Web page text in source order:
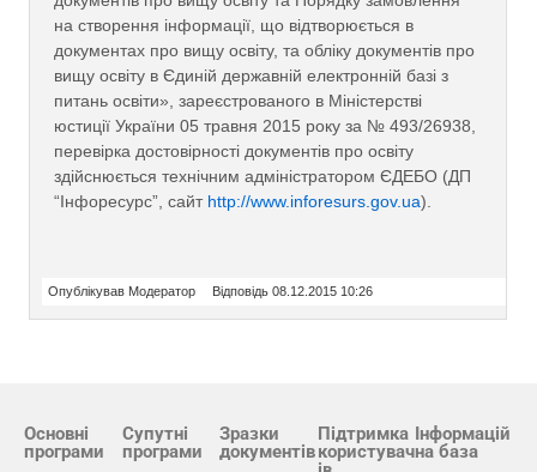
на створення інформації, що відтворюється в
документах про вищу освіту, та обліку документів про
вищу освіту в Єдиній державній електронній базі з
питань освіти», зареєстрованого в Міністерстві
юстиції України 05 травня 2015 року за № 493/26938,
перевірка достовірності документів про освіту
здійснюється технічним адміністратором ЄДЕБО (ДП
“Інфоресурс”, сайт http://www.inforesurs.gov.ua).
Опублікував Модератор Відповідь 08.12.2015 10:26
Основні
програми
Супутні
програми
Зразки
документів
Підтримка
користувач
Інформацій
на база